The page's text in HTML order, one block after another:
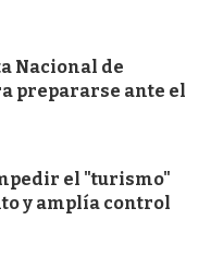
Nacional de
prepararse ante el
el "turismo"
y amplía control